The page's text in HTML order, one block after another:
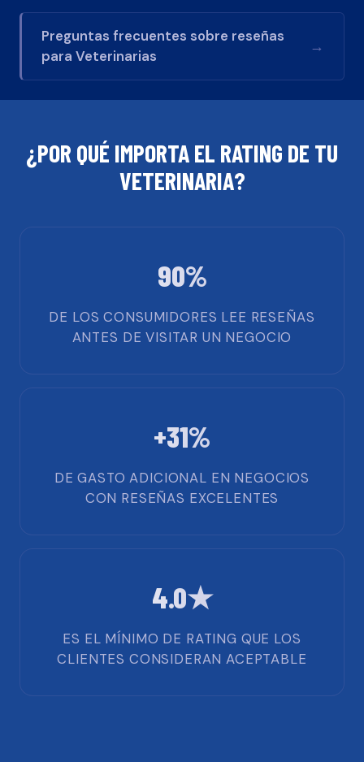
Preguntas frecuentes sobre reseñas
para Veterinarias
→
¿POR QUÉ IMPORTA EL RATING DE TU
VETERINARIA?
90%
DE LOS CONSUMIDORES LEE RESEÑAS
ANTES DE VISITAR UN NEGOCIO
+31%
DE GASTO ADICIONAL EN NEGOCIOS
CON RESEÑAS EXCELENTES
4.0★
ES EL MÍNIMO DE RATING QUE LOS
CLIENTES CONSIDERAN ACEPTABLE